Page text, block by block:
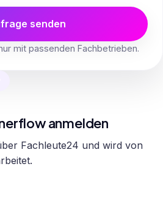
senden
mit passenden Fachbetrieben.
anmelden
Fachleute24 und wird von